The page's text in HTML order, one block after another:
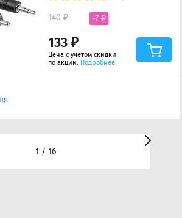
133 ₽
140 ₽ -7 ₽
Цена с учетом скидки
по акции. Подробнее
1 / 16